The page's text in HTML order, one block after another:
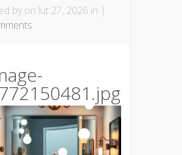
by on lut 27, 2026 in |